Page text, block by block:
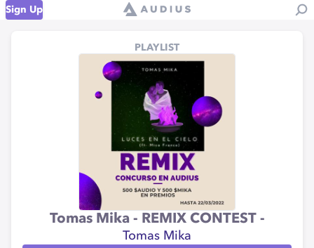
Sign Up
PLAYLIST
Tomas Mika - REMIX CONTEST -
Tomas Mika